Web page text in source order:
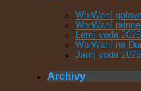
WorWaní
WorWaní
Letní voda 2025
WorWaní na
Jarní voda 2025
Archivy